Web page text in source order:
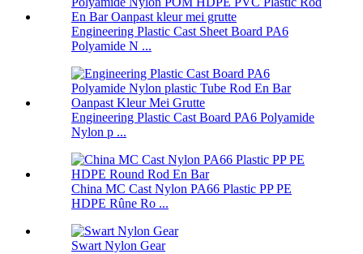
Engineering Plastic Cast Sheet Board PA6
Polyamide N ...
Engineering Plastic Cast Board PA6 Polyamide
Nylon p ...
China MC Cast Nylon PA66 Plastic PP PE
HDPE Rûne Ro ...
Swart Nylon Gear